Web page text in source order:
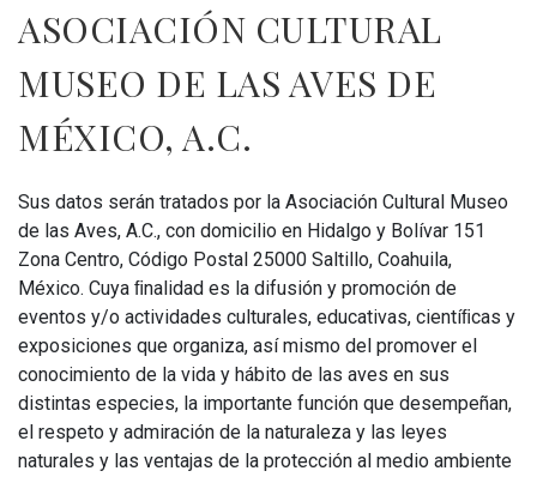
ASOCIACIÓN CULTURAL
MUSEO DE LAS AVES DE
MÉXICO, A.C.
Sus datos serán tratados por la Asociación Cultural Museo
de las Aves, A.C., con domicilio en Hidalgo y Bolívar 151
Zona Centro, Código Postal 25000 Saltillo, Coahuila,
México. Cuya ﬁnalidad es la difusión y promoción de
eventos y/o actividades culturales, educativas, cientíﬁcas y
exposiciones que organiza, así mismo del promover el
conocimiento de la vida y hábito de las aves en sus
distintas especies, la importante función que desempeñan,
el respeto y admiración de la naturaleza y las leyes
naturales y las ventajas de la protección al medio ambiente